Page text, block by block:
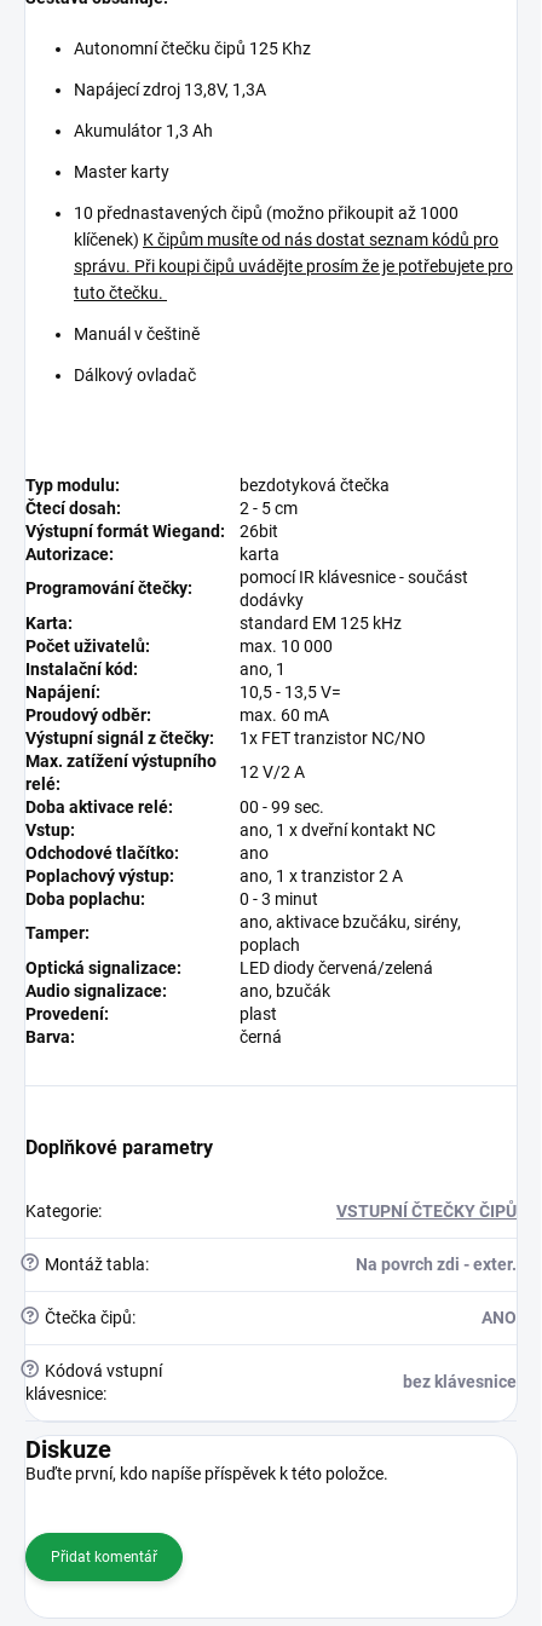
Autonomní čtečku čipů 125 Khz
Napájecí zdroj 13,8V, 1,3A
Akumulátor 1,3 Ah
Master karty
10 přednastavených čipů (možno přikoupit až 1000
klíčenek) K čipům musíte od nás dostat seznam kódů pro
správu. Při koupi čipů uvádějte prosím že je potřebujete pro
tuto čtečku.
Manuál v češtině
Dálkový ovladač
Typ modulu:
bezdotyková čtečka
Čtecí dosah:
2 - 5 cm
Výstupní formát Wiegand:
26bit
Autorizace:
karta
Programování čtečky:
pomocí IR klávesnice - součást
dodávky
Karta:
standard EM 125 kHz
Počet uživatelů:
max. 10 000
Instalační kód:
ano, 1
Napájení:
10,5 - 13,5 V=
Proudový odběr:
max. 60 mA
Výstupní signál z čtečky:
1x FET tranzistor NC/NO
Max. zatížení výstupního
relé:
12 V/2 A
Doba aktivace relé:
00 - 99 sec.
Vstup:
ano, 1 x dveřní kontakt NC
Odchodové tlačítko:
ano
Poplachový výstup:
ano, 1 x tranzistor 2 A
Doba poplachu:
0 - 3 minut
Tamper:
ano, aktivace bzučáku, sirény,
poplach
Optická signalizace:
LED diody červená/zelená
Audio signalizace:
ano, bzučák
Provedení:
plast
Barva:
černá
Doplňkové parametry
Kategorie: VSTUPNÍ ČTEČKY ČIPŮ
? Montáž tabla: Na povrch zdi - exter.
? Čtečka čipů: ANO
?
Kódová vstupní
klávesnice:
bez klávesnice
Diskuze
Buďte první, kdo napíše příspěvek k této položce.
Přidat komentář